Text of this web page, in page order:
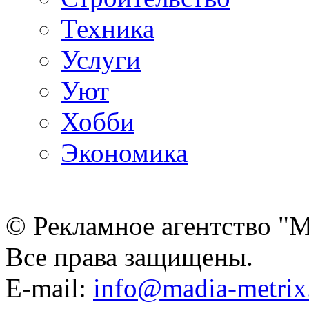
Техника
Услуги
Уют
Хобби
Экономика
© Рекламное агентство
Все права защищены.
E-mail: info@madia-